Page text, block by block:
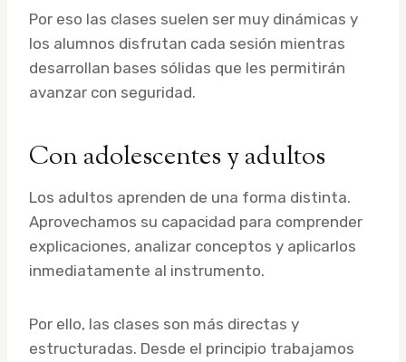
Por eso las clases suelen ser muy dinámicas y
los alumnos disfrutan cada sesión mientras
desarrollan bases sólidas que les permitirán
avanzar con seguridad.
Con adolescentes y adultos
Los adultos aprenden de una forma distinta.
Aprovechamos su capacidad para comprender
explicaciones, analizar conceptos y aplicarlos
inmediatamente al instrumento.
Por ello, las clases son más directas y
estructuradas. Desde el principio trabajamos